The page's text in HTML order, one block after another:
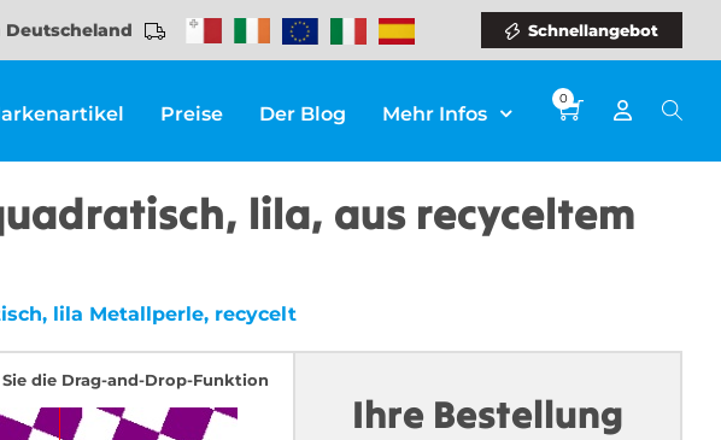
Deutscheland Schnellangebot
Preise Der Blog Mehr Infos
0
lila, aus recyceltem
lila Metallperle, recycelt
die Drag-and-Drop-Funktion
Ihre Bestellung